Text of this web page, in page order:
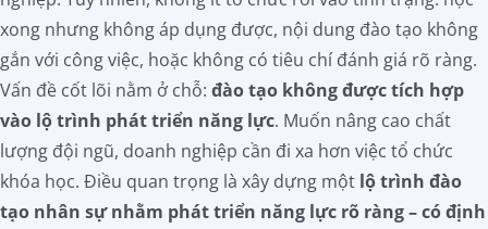
xong nhưng không áp dụng được, nội dung đào tạo không
gắn với công việc, hoặc không có tiêu chí đánh giá rõ ràng.
Vấn đề cốt lõi nằm ở chỗ: đào tạo không được tích hợp
vào lộ trình phát triển năng lực. Muốn nâng cao chất
lượng đội ngũ, doanh nghiệp cần đi xa hơn việc tổ chức
khóa học. Điều quan trọng là xây dựng một lộ trình đào
tạo nhân sự nhằm phát triển năng lực rõ ràng – có định